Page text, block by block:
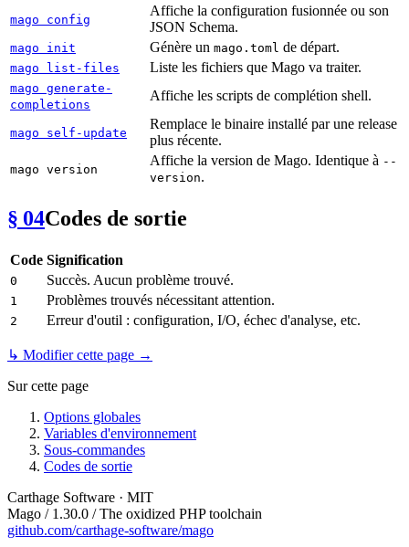
mago config
Affiche la configuration fusionnée ou son
JSON Schema.
mago init Génère un mago.toml de départ.
mago list-files Liste les fichiers que Mago va traiter.
mago generate-
completions
Affiche les scripts de complétion shell.
mago self-update
Remplace le binaire installé par une release
plus récente.
mago version
Affiche la version de Mago. Identique à --
version.
§ 04Codes de sortie
Code Signification
0 Succès. Aucun problème trouvé.
1 Problèmes trouvés nécessitant attention.
2 Erreur d'outil : configuration, I/O, échec d'analyse, etc.
↳ Modifier cette page →
Sur cette page
Options globales
Variables d'environnement
Sous-commandes
Codes de sortie
Carthage Software · MIT
Mago / 1.30.0 / The oxidized PHP toolchain
github.com/carthage-software/mago